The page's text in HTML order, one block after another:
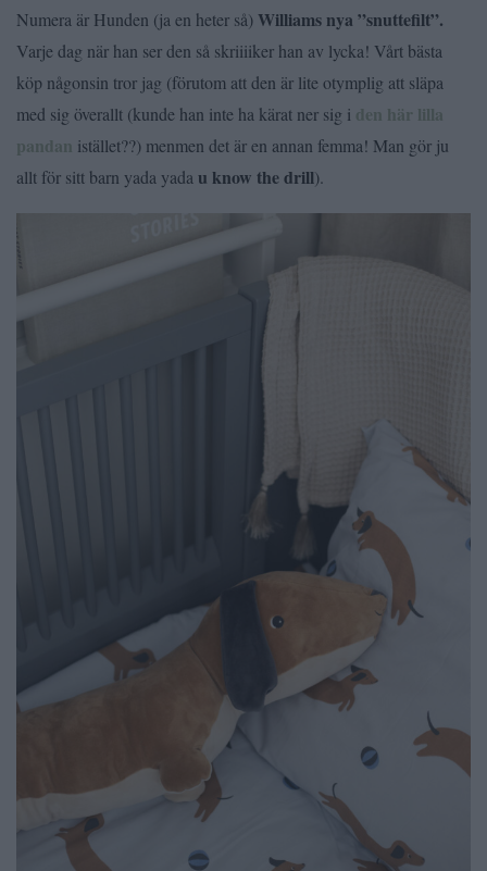
Numera är Hunden (ja en heter så) Williams nya ”snuttefilt”.
Varje dag när han ser den så skriiiiker han av lycka! Vårt bästa
köp någonsin tror jag (förutom att den är lite otymplig att släpa
med sig överallt (kunde han inte ha kärat ner sig i den här lilla
pandan istället??) menmen det är en annan femma! Man gör ju
allt för sitt barn yada yada u know the drill).